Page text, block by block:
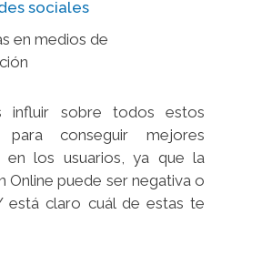
sociales
en medios de
influir sobre todos estos
para conseguir mejores
en los usuarios, ya que la
Online puede ser negativa o
está claro cuál de estas te